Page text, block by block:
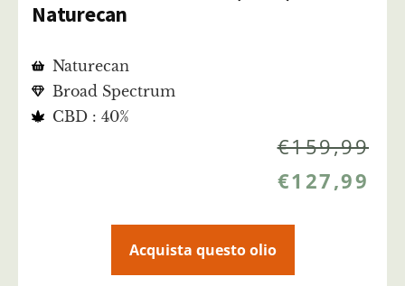
Naturecan
Naturecan
Broad Spectrum
CBD : 40%
€159,99
€127,99
Acquista questo olio